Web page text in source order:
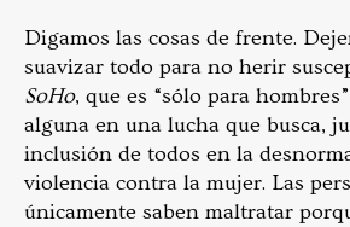
Digamos las cosas de frente.
suavizar todo para no herir
SoHo, que es “sólo para
alguna en una lucha que busca,
inclusión de todos en la
violencia contra la mujer. Las
únicamente saben maltratar